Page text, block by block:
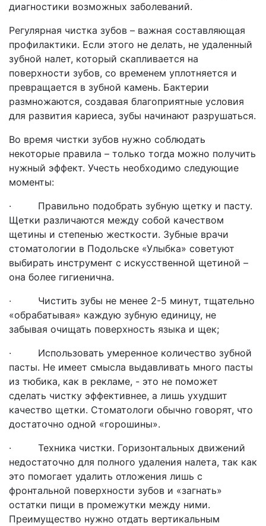
диагностики возможных заболеваний.
Регулярная чистка зубов – важная составляющая
профилактики. Если этого не делать, не удаленный
зубной налет, который скапливается на
поверхности зубов, со временем уплотняется и
превращается в зубной камень. Бактерии
размножаются, создавая благоприятные условия
для развития кариеса, зубы начинают разрушаться.
Во время чистки зубов нужно соблюдать
некоторые правила – только тогда можно получить
нужный эффект. Учесть необходимо следующие
моменты:
· Правильно подобрать зубную щетку и пасту.
Щетки различаются между собой качеством
щетины и степенью жесткости. Зубные врачи
стоматологии в Подольске «Улыбка» советуют
выбирать инструмент с искусственной щетиной –
она более гигиенична.
· Чистить зубы не менее 2-5 минут, тщательно
«обрабатывая» каждую зубную единицу, не
забывая очищать поверхность языка и щек;
· Использовать умеренное количество зубной
пасты. Не имеет смысла выдавливать много пасты
из тюбика, как в рекламе, - это не поможет
сделать чистку эффективнее, а лишь ухудшит
качество щетки. Стоматологи обычно говорят, что
достаточно одной «горошины».
· Техника чистки. Горизонтальных движений
недостаточно для полного удаления налета, так как
это помогает удалить отложения лишь с
фронтальной поверхности зубов и «загнать»
остатки пищи в промежутки между ними.
Преимущество нужно отдать вертикальным